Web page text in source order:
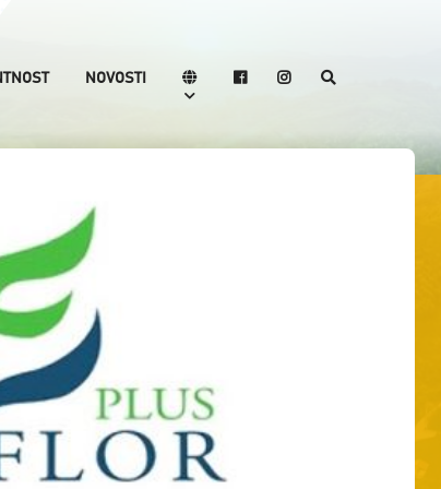
NOVOSTI